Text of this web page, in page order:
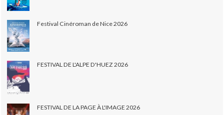
Festival Cinéroman de Nice 2026
FESTIVAL DE L'ALPE D'HUEZ 2026
FESTIVAL DE LA PAGE À L'IMAGE 2026